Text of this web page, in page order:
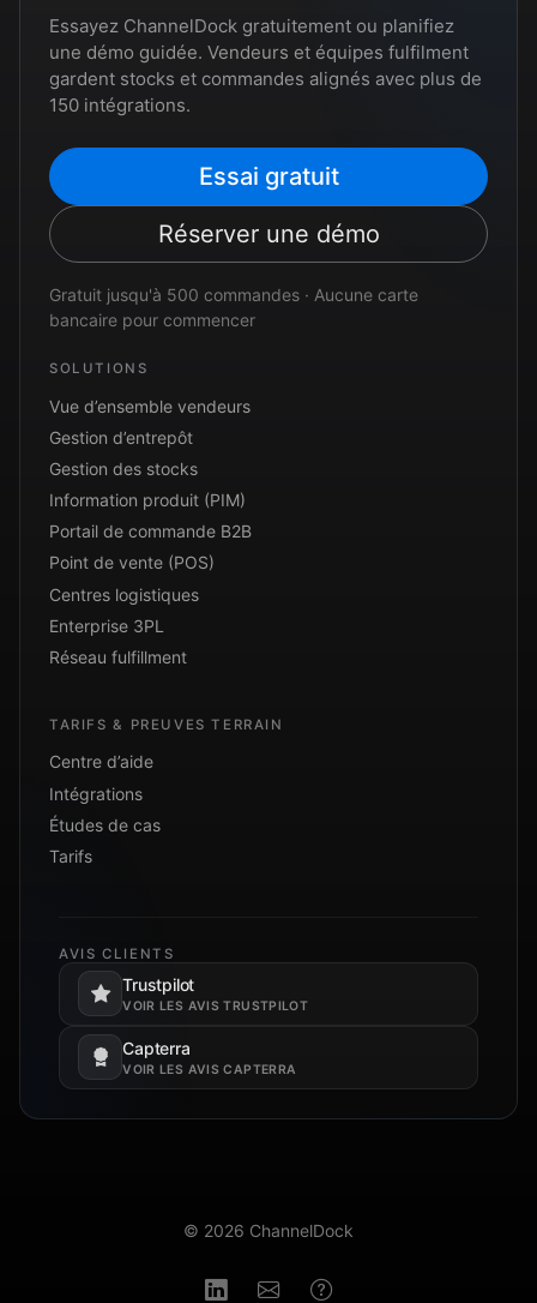
Essayez ChannelDock gratuitement ou planifiez
une démo guidée. Vendeurs et équipes fulfilment
gardent stocks et commandes alignés avec plus de
150 intégrations.
Essai gratuit
Réserver une démo
Gratuit jusqu'à 500 commandes · Aucune carte
bancaire pour commencer
SOLUTIONS
Vue d’ensemble vendeurs
Gestion d’entrepôt
Gestion des stocks
Information produit (PIM)
Portail de commande B2B
Point de vente (POS)
Centres logistiques
Enterprise 3PL
Réseau fulfillment
TARIFS & PREUVES TERRAIN
Centre d’aide
Intégrations
Études de cas
Tarifs
AVIS CLIENTS
Trustpilot
VOIR LES AVIS TRUSTPILOT
S’ouvre dans un nouvel onglet.
Capterra
VOIR LES AVIS CAPTERRA
S’ouvre dans un nouvel onglet.
© 2026 ChannelDock